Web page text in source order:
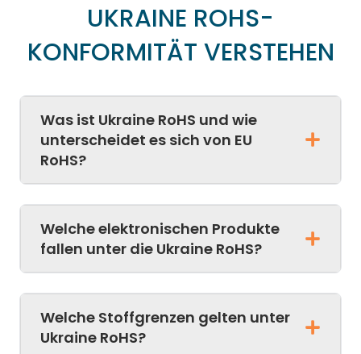
UKRAINE ROHS-
KONFORMITÄT VERSTEHEN
Was ist Ukraine RoHS und wie
unterscheidet es sich von EU
RoHS?
Welche elektronischen Produkte
fallen unter die Ukraine RoHS?
Welche Stoffgrenzen gelten unter
Ukraine RoHS?